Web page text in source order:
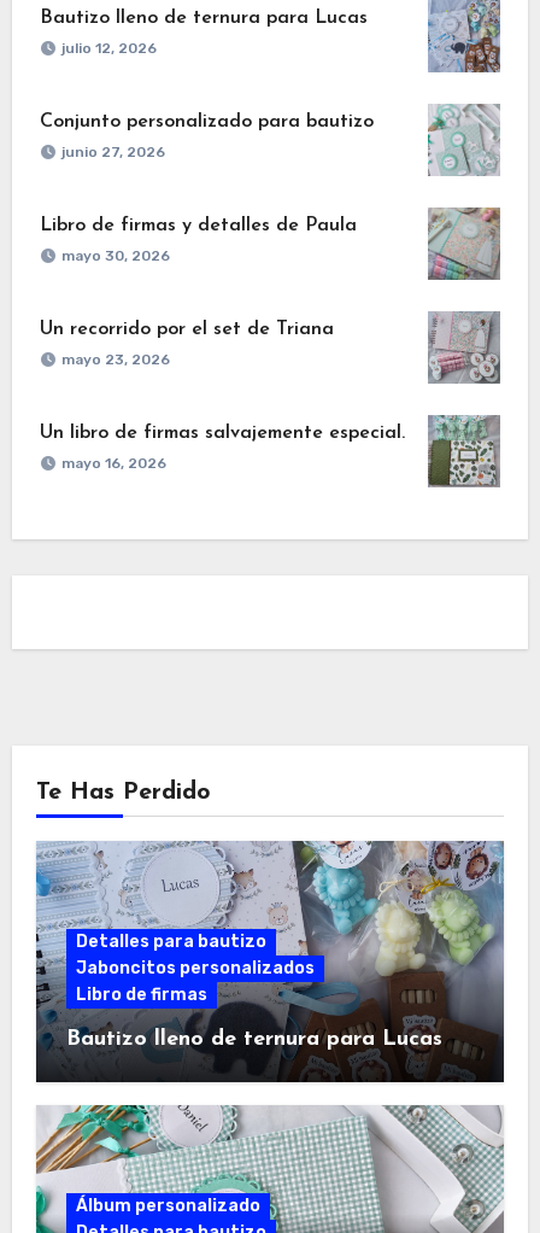
Bautizo lleno de ternura para Lucas
julio 12, 2026
Conjunto personalizado para bautizo
junio 27, 2026
Libro de firmas y detalles de Paula
mayo 30, 2026
Un recorrido por el set de Triana
mayo 23, 2026
Un libro de firmas salvajemente especial.
mayo 16, 2026
Te Has Perdido
Detalles para bautizo
Jaboncitos personalizados
Libro de firmas
Bautizo lleno de ternura para Lucas
Álbum personalizado